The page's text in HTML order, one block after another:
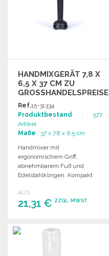
HANDMIXGERÄT 7,8 X
6,5 X 37 CM ZU
GROSSHANDELSPREISEN
Ref.15-31334
Produktbestand : 577
Artikel
Maße : 37 x 7.8 x 6.5 cm
Handmixer mit
ergonomischem Griff,
abnehmbarem Fuß und
Edelstahlklingen. Kompakt
ideal für die professionelle
Küche.
AUS
21,31 € ZZGL. MWST.